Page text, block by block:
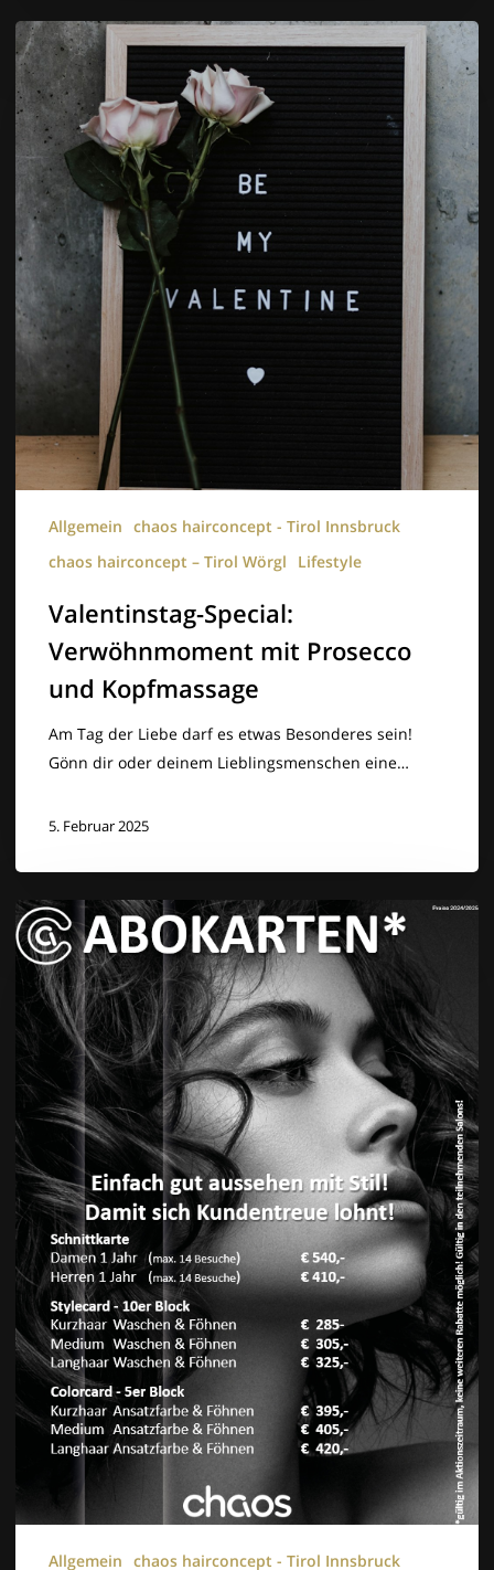
Valentinstag-
Special:
Verwöhnmoment
mit
Prosecco
und
Kopfmassage
Allgemein chaos hairconcept - Tirol Innsbruck
chaos hairconcept – Tirol Wörgl
Lifestyle
Valentinstag-Special:
Verwöhnmoment mit Prosecco
und Kopfmassage
Am Tag der Liebe darf es etwas Besonderes sein!
Gönn dir oder deinem Lieblingsmenschen eine…
5. Februar 2025
🔥
Deine
exklusive
Jahres-
Abokarte
Nur
bei
chaoshairconcept!
🔥
Allgemein chaos hairconcept - Tirol Innsbruck